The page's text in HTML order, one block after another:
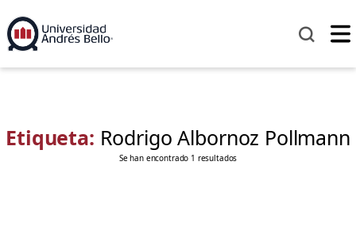
Etiqueta: Rodrigo Albornoz Pollmann
Se han encontrado 1 resultados